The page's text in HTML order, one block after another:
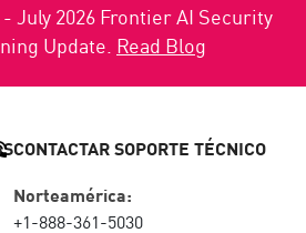
July 2026 Frontier AI Security
Update. Read Blog
CONTACTAR SOPORTE TÉCNICO
Norteamérica:
+1-888-361-5030